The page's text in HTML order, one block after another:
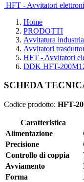
HFT - Avvitatori
Home
PRODOTTI
Avvitatura
Avvitatori
HFT - Avvitatori
DDK HFT-
SCHEDA
Codice prodotto: HFT-
Caratteristica
Alimentazione
Precisione
Controllo di coppia
Avviamento
Forma